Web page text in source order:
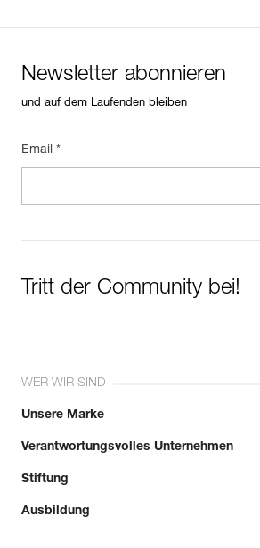
Newsletter abonnieren
und auf dem Laufenden bleiben
Email *
Tritt der Community bei!
WER WIR SIND
Unsere Marke
Verantwortungsvolles Unternehmen
Stiftung
Ausbildung